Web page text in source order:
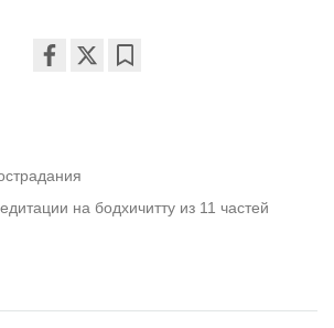
на бодхичитту из 11 частей